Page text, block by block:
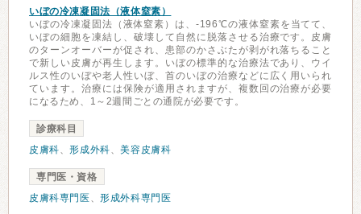
いぼの冷凍凝固法（液体窒素）
いぼの冷凍凝固法（液体窒素）は、-196℃の液体窒素を当てて、
いぼの細胞を凍結し、破壊して自然に脱落させる治療です。皮膚
のターンオーバーが促され、患部のかさぶたが剥がれ落ちること
で新しい皮膚が再生します。いぼの標準的な治療法であり、ウイ
ルス性のいぼや老人性いぼ、首のいぼの治療などに広く用いられ
ています。治療には保険が適用されますが、複数回の治療が必要
になるため、1～2週間ごとの通院が必要です。
診療科目
皮膚科、形成外科、美容皮膚科
専門医・資格
皮膚科専門医 、形成外科専門医